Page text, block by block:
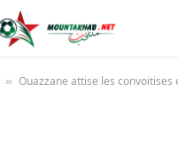
» Ouazzane attise les convoitises